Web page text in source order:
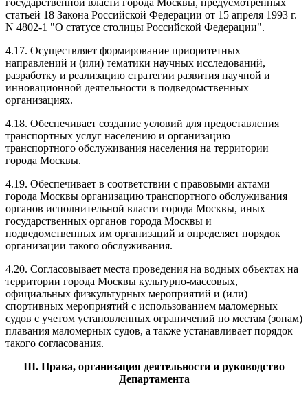
статьей 18 Закона Российской Федерации от 15 апреля 1993 г.
N 4802-1 "О статусе столицы Российской Федерации".
4.17. Осуществляет формирование приоритетных
направлений и (или) тематики научных исследований,
разработку и реализацию стратегии развития научной и
инновационной деятельности в подведомственных
организациях.
4.18. Обеспечивает создание условий для предоставления
транспортных услуг населению и организацию
транспортного обслуживания населения на территории
города Москвы.
4.19. Обеспечивает в соответствии с правовыми актами
города Москвы организацию транспортного обслуживания
органов исполнительной власти города Москвы, иных
государственных органов города Москвы и
подведомственных им организаций и определяет порядок
организации такого обслуживания.
4.20. Согласовывает места проведения на водных объектах на
территории города Москвы культурно-массовых,
официальных физкультурных мероприятий и (или)
спортивных мероприятий с использованием маломерных
судов с учетом установленных ограничений по местам (зонам)
плавания маломерных судов, а также устанавливает порядок
такого согласования.
III. Права, организация деятельности и руководство
Департамента